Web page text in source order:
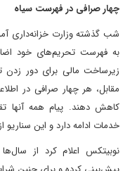
چهار صرافی در فهرست سیاه
شب گذشته وزارت خزانه‌داری
به فهرست تحریم‌های خود
زیرساخت مالی برای دور زدن
مقابل، هر چهار صرافی در
کاهش دهند. پیام همه آنها
خدمات ادامه دارد و این
نوبیتکس اعلام کرد از